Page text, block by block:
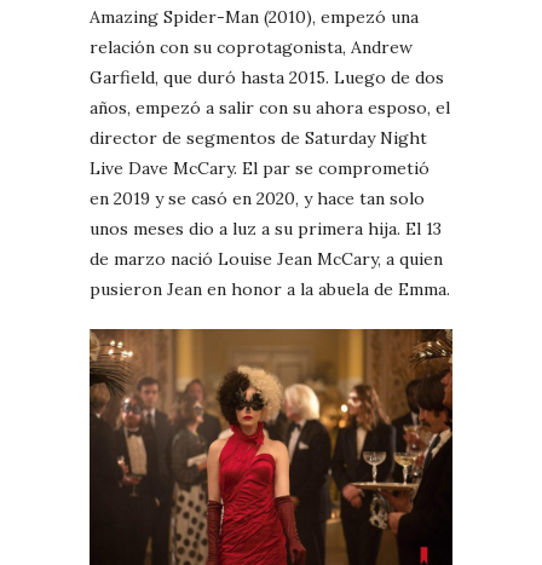
Amazing Spider-Man (2010), empezó una
relación con su coprotagonista, Andrew
Garfield, que duró hasta 2015. Luego de dos
años, empezó a salir con su ahora esposo, el
director de segmentos de Saturday Night
Live Dave McCary. El par se comprometió
en 2019 y se casó en 2020, y hace tan solo
unos meses dio a luz a su primera hija. El 13
de marzo nació Louise Jean McCary, a quien
pusieron Jean en honor a la abuela de Emma.